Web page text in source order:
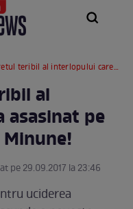
care l-a asasinat pe "socrul" lui Carmen Minune!
al
pe
pe 29.09.2017 la 23:46
uciderea